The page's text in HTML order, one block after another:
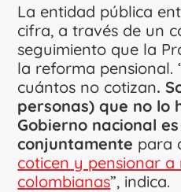
La entidad pública
cifra, a través de un
seguimiento que la
la reforma pensional.
cuántos no cotizan.
personas) que no lo
Gobierno nacional
conjuntamente para
coticen y pensionar
colombianas”, indica.